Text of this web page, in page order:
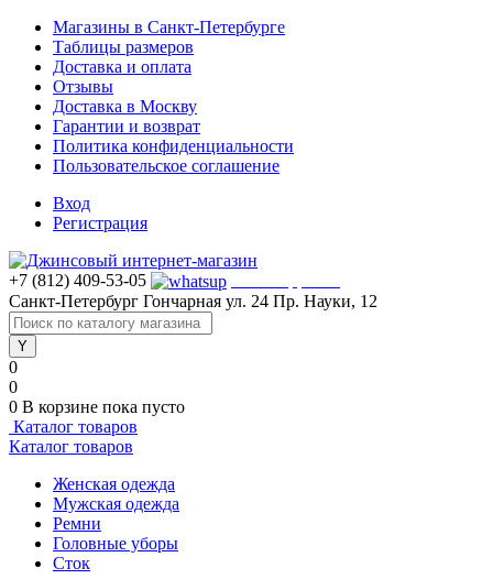
Магазины в Санкт-Петербурге
Таблицы размеров
Доставка и оплата
Отзывы
Доставка в Москву
Гарантии и возврат
Политика конфиденциальности
Пользовательское соглашение
Вход
Регистрация
+7 (812) 409-53-05
Санкт-Петербург Гончарная ул. 24 Пр. Науки, 12
0
0
0 В корзине пока пусто
Каталог товаров
Каталог товаров
Женская одежда
Мужская одежда
Ремни
Головные уборы
Сток